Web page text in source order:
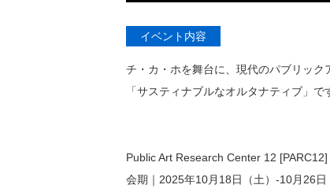
イベント内容
チ・カ・ホを舞台に、現代のパブリッ
「サスティナブルなオルタナティブ」
Public Art Research Center 12
会期｜2025年10月18日（土）-10月26